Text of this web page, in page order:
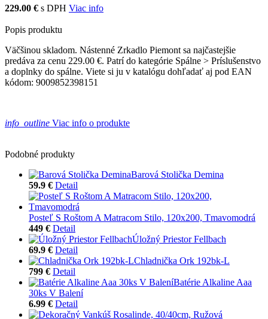
229.00 € s DPH Viac info
Popis produktu
Väčšinou skladom. Nástenné Zrkadlo Piemont sa najčastejšie
predáva za cenu 229.00 €. Patrí do kategórie Spálne > Príslušenstvo
a doplnky do spálne. Viete si ju v katalógu dohľadať aj pod EAN
kódom: 9009852398151
info_outline Viac info o produkte
Podobné produkty
Barová Stolička Demina
59.9 € Detail
Posteľ S Roštom A Matracom Stilo, 120x200, Tmavomodrá
449 € Detail
Úložný Priestor Fellbach
69.9 € Detail
Chladnička Ork 192bk-L
799 € Detail
Batérie Alkaline Aaa
30ks V Balení
6.99 € Detail